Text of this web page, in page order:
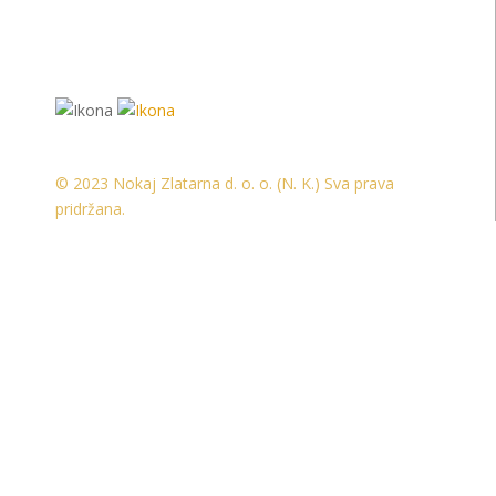
© 2023 Nokaj Zlatarna d. o. o. (N. K.) Sva prava
pridržana.